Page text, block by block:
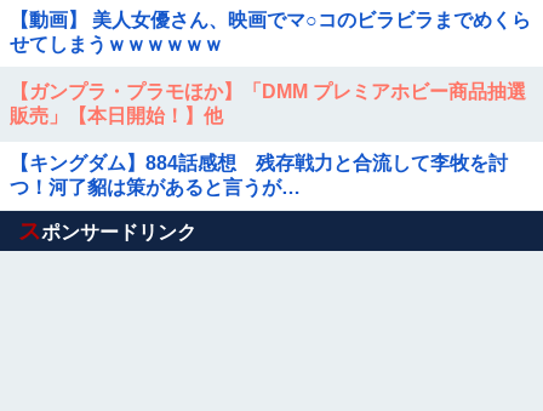
【動画】 美人女優さん、映画でマ○コのビラビラまでめくら
せてしまうｗｗｗｗｗｗ
【ガンプラ・プラモほか】「DMM プレミアホビー商品抽選
販売」【本日開始！】他
【キングダム】884話感想 残存戦力と合流して李牧を討
つ！河了貂は策があると言うが…
Powered by livedoor 相互RSS
スポンサードリンク